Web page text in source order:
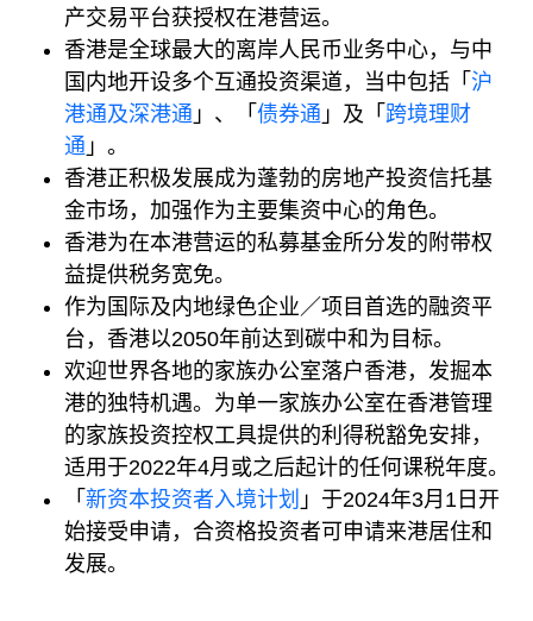
产交易平台获授权在港营运。
香港是全球最大的离岸人民币业务中心，与中
国内地开设多个互通投资渠道，当中包括「 沪
港通及深港通 」、「 债券通 」及「 跨境理财
通 」。
香港正积极发展成为蓬勃的房地产投资信托基
金市场，加强作为主要集资中心的角色。
香港为在本港营运的私募基金所分发的附带权
益提供税务宽免。
作为国际及内地绿色企业／项目首选的融资平
台，香港以2050年前达到碳中和为目标。
欢迎世界各地的家族办公室落户香港，发掘本
港的独特机遇。为单一家族办公室在香港管理
的家族投资控权工具提供的利得税豁免安排，
适用于2022年4月或之后起计的任何课税年度。
「 新资本投资者入境计划 」于2024年3月1日开
始接受申请，合资格投资者可申请来港居住和
发展。